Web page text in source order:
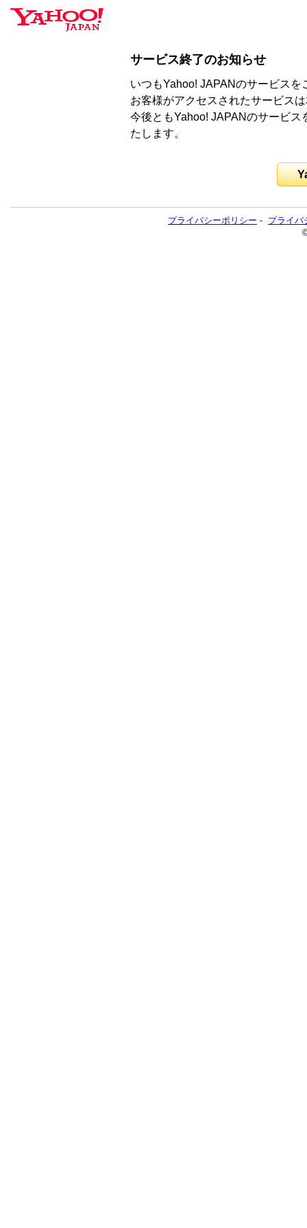
サービス終了のお知らせ
いつもYahoo! JAPANのサービス
お客様がアクセスされたサービス
今後ともYahoo! JAPANのサービ
たします。
プライバシーポリシー - プライバ